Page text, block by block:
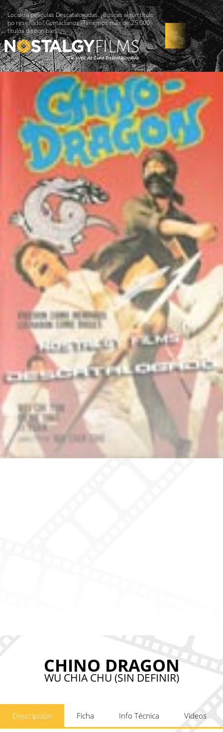
Localiza películas Descatalogadas. ¿Buscas algún título
no reseñado? Contáctanos -Tenemos más de 25.000
títulos disponibles!
CHINO DRAGON
WU CHIA CHU (SIN DEFINIR)
Descripción Ficha Info Técnica Vídeos